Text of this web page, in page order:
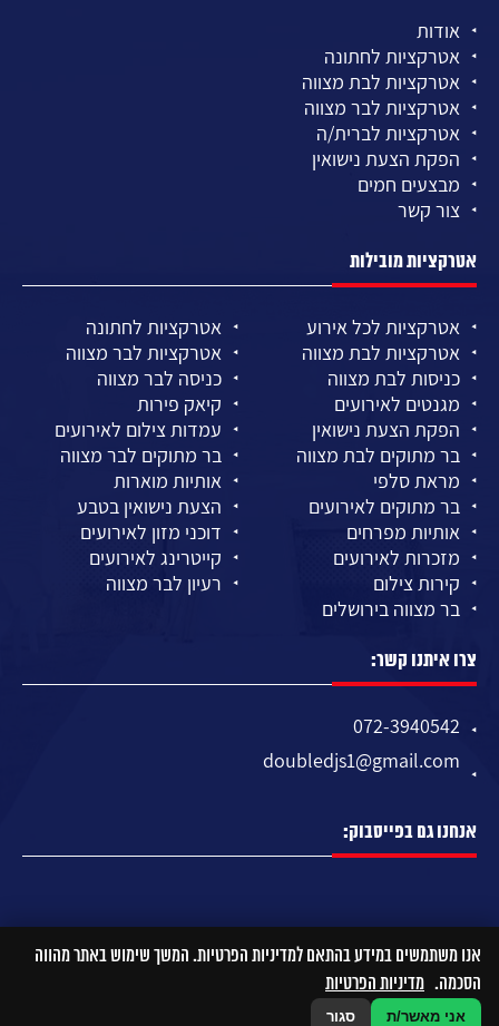
אודות
אטרקציות לחתונה
אטרקציות לבת מצווה
אטרקציות לבר מצווה
אטרקציות לברית/ה
הפקת הצעת נישואין
מבצעים חמים
צור קשר
אטרקציות מובילות
אטרקציות לכל אירוע
אטרקציות לחתונה
אטרקציות לבת מצווה
אטרקציות לבר מצווה
כניסות לבת מצווה
כניסה לבר מצווה
מגנטים לאירועים
קיאק פירות
הפקת הצעת נישואין
עמדות צילום לאירועים
בר מתוקים לבת מצווה
בר מתוקים לבר מצווה
מראת סלפי
אותיות מוארות
בר מתוקים לאירועים
הצעת נישואין בטבע
אותיות מפרחים
דוכני מזון לאירועים
מזכרות לאירועים
קייטרינג לאירועים
קירות צילום
רעיון לבר מצווה
בר מצווה בירושלים
צרו איתנו קשר:
072-3940542
doubledjs1@gmail.com
אנחנו גם בפייסבוק:
אנו משתמשים במידע בהתאם למדיניות הפרטיות. המשך שימוש באתר מהווה
הסכמה. מדיניות הפרטיות
אני מאשר/ת סגור